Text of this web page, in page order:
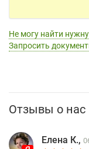
Не могу найти
Запросить
Отзывы о нас
Елена К.,